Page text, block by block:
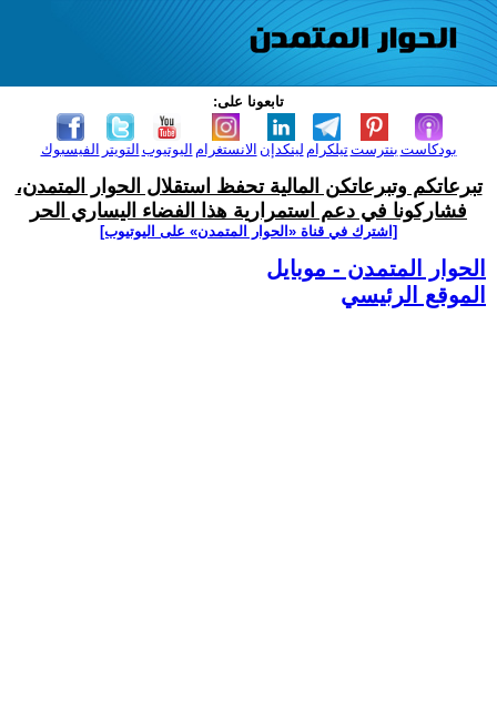
تابعونا على:
الفيسبوك التويتر اليوتيوب الانستغرام لينكدإن تيلكرامبنترست بودكاست
تبرعاتكم وتبرعاتكن المالية تحفظ استقلال الحوار المتمدن،
فشاركونا في دعم استمرارية هذا الفضاء اليساري الحر
[اشترك في قناة ‫«الحوار المتمدن» على اليوتيوب]
الحوار المتمدن - موبايل
الموقع الرئيسي